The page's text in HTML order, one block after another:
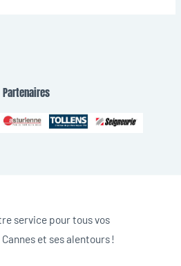
Partenaires
service pour tous vos
et ses alentours !